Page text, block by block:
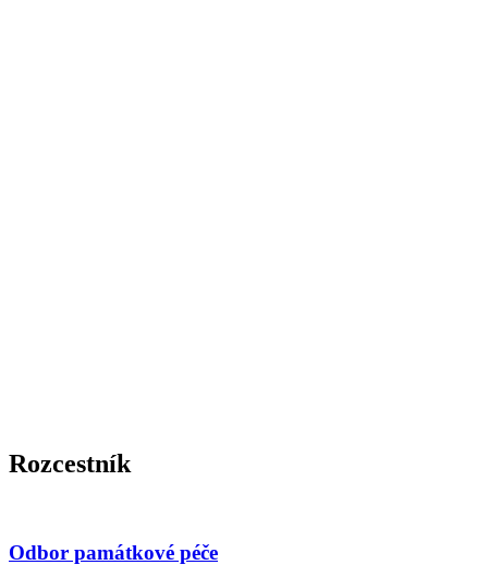
Rozcestník
Odbor památkové péče